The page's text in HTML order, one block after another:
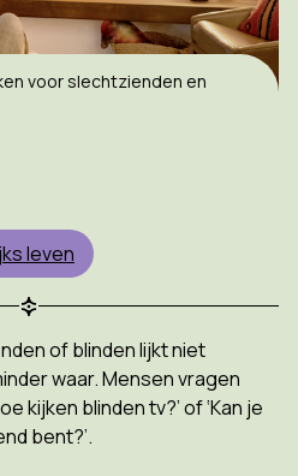
voor slechtzienden en
leven
of blinden lijkt niet
waar. Mensen vragen
kijken blinden tv?’ of ‘Kan je
bent?’.